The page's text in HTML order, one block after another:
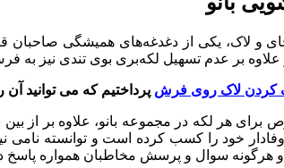
و لاک، یکی از دغدغه‌های همیشگی صاحبان
بر عدم تسهیل لکه‌بری بوی تندی نیز به
کردن لاک روی فرش پرداختیم که می توانید آن
برای هر لکه در مجموعه بانو، علاوه بر از
خود را کسب کرده است و توانسته نامی
و هرگونه سوال و پرسش مخاطبان همواره پاسخ